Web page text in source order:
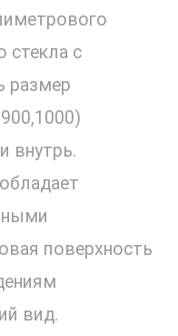
стекла с
размер
внутрь.
поверхность
вид.